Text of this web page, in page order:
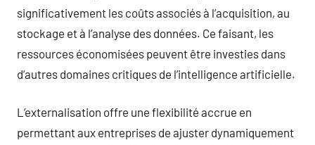
significativement les coûts associés à l’acquisition, au
stockage et à l’analyse des données. Ce faisant, les
ressources économisées peuvent être investies dans
d’autres domaines critiques de l’intelligence artificielle.
L’externalisation offre une flexibilité accrue en
permettant aux entreprises de ajuster dynamiquement